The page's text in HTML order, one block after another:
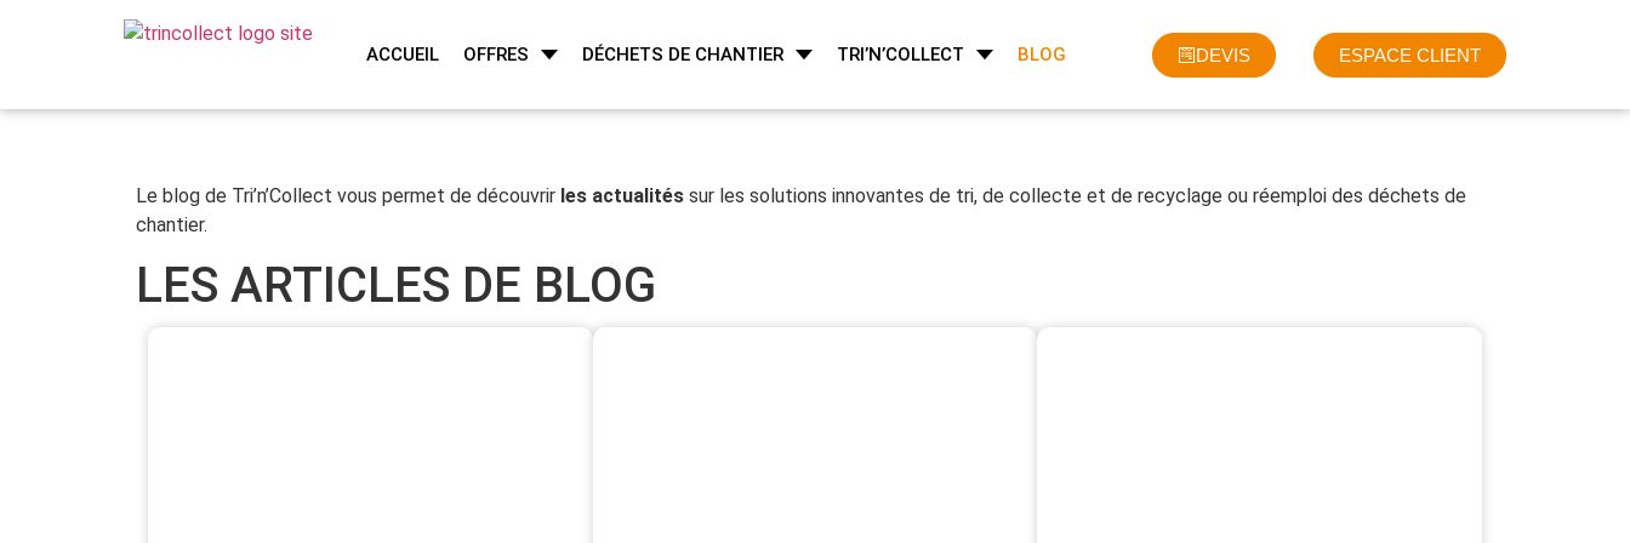
ACCUEIL OFFRES DÉCHETS DE CHANTIER TRI’N’COLLECT BLOG DEVIS ESPACE CLIENT
Le blog de Tri’n’Collect vous permet de découvrir les actualités sur les solutions innovantes de tri, de collecte et de recyclage ou réemploi des déchets de
chantier.
LES ARTICLES DE BLOG